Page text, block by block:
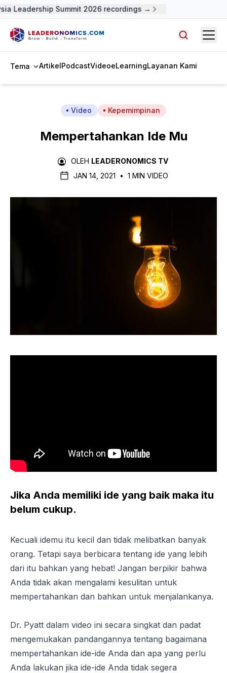
Leadership Summit 2026 recordings →
Tema ArtikelPodcastVideoeLearningLayanan Kami
Video Kepemimpinan
Mempertahankan Ide Mu
OLEH LEADERONOMICS TV
JAN 14, 2021
• 1 MIN VIDEO
Jika Anda memiliki ide yang baik maka itu
belum cukup.
Kecuali idemu itu kecil dan tidak melibatkan banyak
orang. Tetapi saya berbicara tentang ide yang lebih
dari itu bahkan yang hebat! Jangan berpikir bahwa
Anda tidak akan mengalami kesulitan untuk
mempertahankan dan bahkan untuk menjalankanya.
Dr. Pyatt dalam video ini secara singkat dan padat
mengemukakan pandangannya tentang bagaimana
mempertahankan ide-ide Anda dan apa yang perlu
Anda lakukan jika ide-ide Anda tidak segera